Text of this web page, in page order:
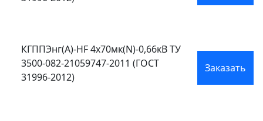
КГППЭнг(А)-HF 4х70мк(N)-0,66кВ ТУ
3500-082-21059747-2011 (ГОСТ
31996-2012)
Заказать